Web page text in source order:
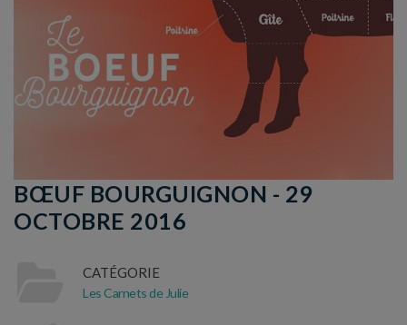
BŒUF BOURGUIGNON - 29
OCTOBRE 2016
CATÉGORIE
Les Carnets de Julie